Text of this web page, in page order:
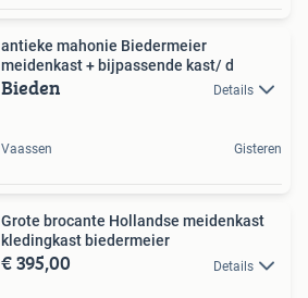
antieke mahonie Biedermeier
meidenkast + bijpassende kast/ d
Bieden Details
Vaassen Gisteren
Grote brocante Hollandse meidenkast
kledingkast biedermeier
€ 395,00 Details